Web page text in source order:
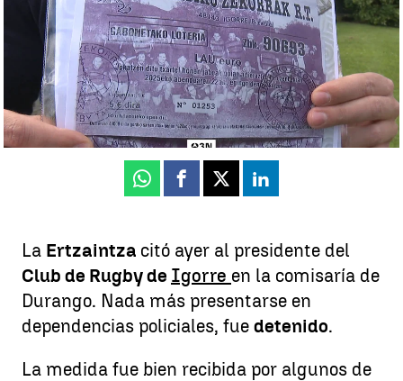
Gonzalo Masip
Publicado:16 de mayo de 2026, 18:55
Whatsapp
Facebook
X Linkedin
La Ertzaintza citó ayer al presidente del
Club de Rugby de Igorre en la comisaría de
Durango. Nada más presentarse en
dependencias policiales, fue detenido.
La medida fue bien recibida por algunos de